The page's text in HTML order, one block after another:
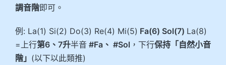
調音階即可。
例: La(1) Si(2) Do(3) Re(4) Mi(5) Fa(6) Sol(7) La(8)
=上行第6、7升半音 #Fa、 #Sol ，下行保持「自然小音
階」 (以下以此類推)